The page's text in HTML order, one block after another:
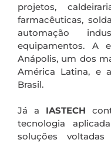
projetos,
farmacêuticas,
automação
equipamentos. A
Anápolis, um dos
América Latina, e
Brasil.
Já a IASTECH
tecnologia
soluções